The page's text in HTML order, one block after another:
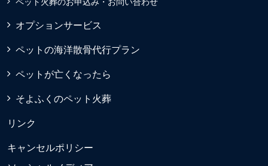
オプションサービス
ペットの海洋散骨代行プラン
ペットが亡くなったら
そよふくのペット火葬
リンク
キャンセルポリシー